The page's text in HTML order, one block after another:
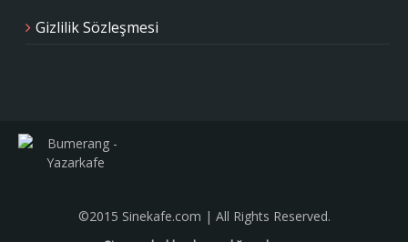
Gizlilik Sözleşmesi
©2015 Sinekafe.com | All Rights Reserved.